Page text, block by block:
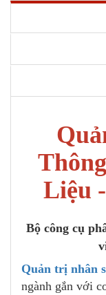
Liệu
Bộ công cụ
Quản trị nhân
ngành gắn với